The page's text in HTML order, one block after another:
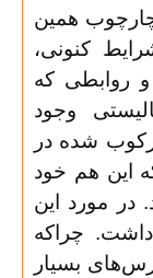
چارچوب همین
کنونی،
روابطی که
وجود
شده در
این هم خود
در مورد این
داشت. چراکه
بسیار